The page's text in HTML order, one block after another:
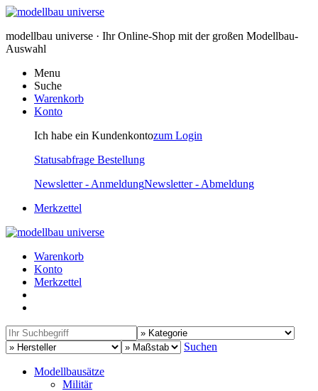
modellbau universe · Ihr Online-Shop mit der großen Modellbau-
Auswahl
Menu
Suche
Warenkorb
Konto
Ich habe ein Kundenkontozum Login
Statusabfrage Bestellung
Newsletter - AnmeldungNewsletter - Abmeldung
Merkzettel
Warenkorb
Konto
Merkzettel
Suchen
Modellbausätze
Militär